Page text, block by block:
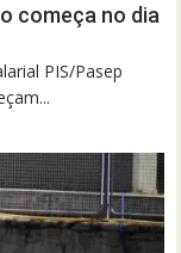
começa no dia
PIS/Pasep